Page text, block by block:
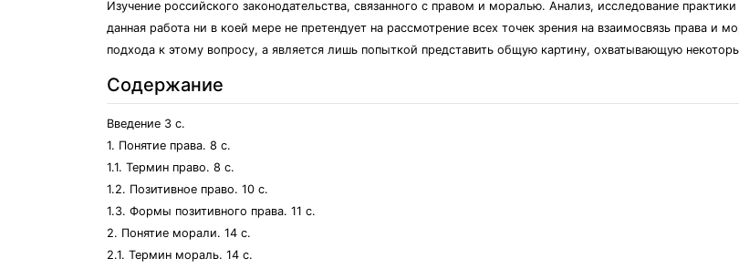
Изучение российского законодательства, связанного с правом и моралью. Анализ, исследование
данная работа ни в коей мере не претендует на рассмотрение всех точек зрения на взаимосвязь права и
подхода к этому вопросу, а является лишь попыткой представить общую картину, охватывающую
Содержание
Введение 3 с.
1. Понятие права. 8 с.
1.1. Термин право. 8 с.
1.2. Позитивное право. 10 с.
1.3. Формы позитивного права. 11 с.
2. Понятие морали. 14 с.
2.1. Термин мораль. 14 с.